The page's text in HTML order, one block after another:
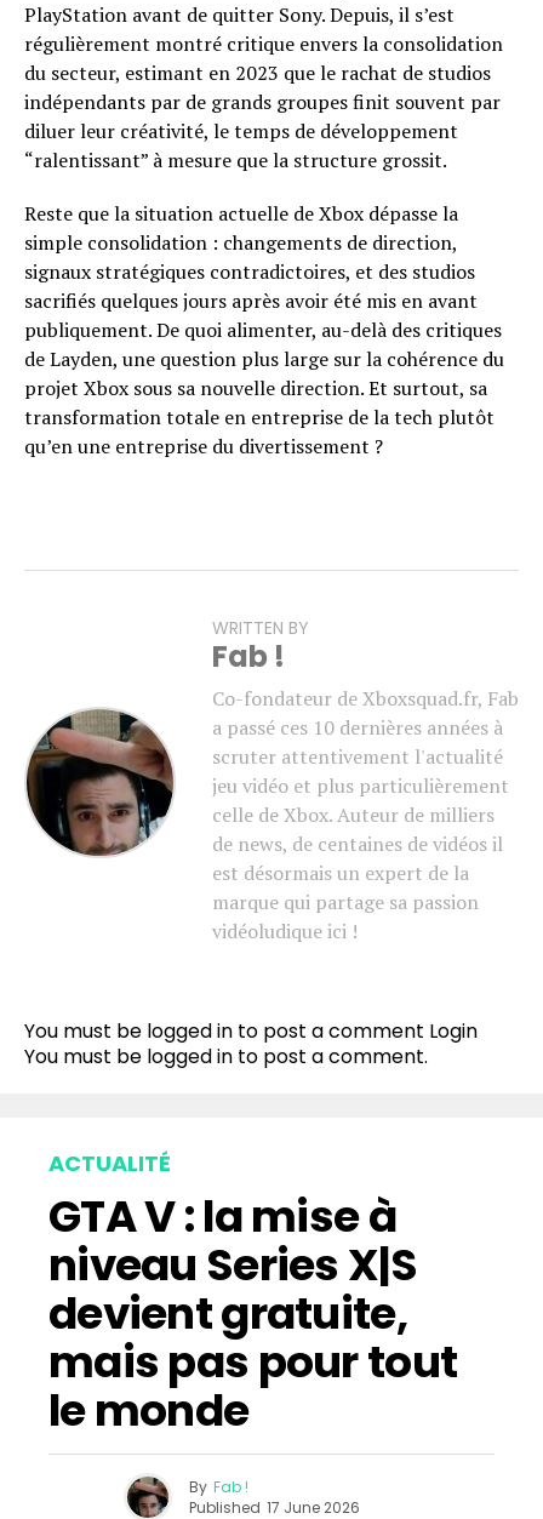
PlayStation avant de quitter Sony. Depuis, il s’est
régulièrement montré critique envers la consolidation
du secteur, estimant en 2023 que le rachat de studios
indépendants par de grands groupes finit souvent par
diluer leur créativité, le temps de développement
“ralentissant” à mesure que la structure grossit.
Reste que la situation actuelle de Xbox dépasse la
simple consolidation : changements de direction,
signaux stratégiques contradictoires, et des studios
sacrifiés quelques jours après avoir été mis en avant
publiquement. De quoi alimenter, au-delà des critiques
de Layden, une question plus large sur la cohérence du
projet Xbox sous sa nouvelle direction. Et surtout, sa
transformation totale en entreprise de la tech plutôt
qu’en une entreprise du divertissement ?
WRITTEN BY
Fab !
Co-fondateur de Xboxsquad.fr, Fab
a passé ces 10 dernières années à
scruter attentivement l'actualité
jeu vidéo et plus particulièrement
celle de Xbox. Auteur de milliers
de news, de centaines de vidéos il
est désormais un expert de la
marque qui partage sa passion
vidéoludique ici !
You must be logged in to post a comment Login
You must be logged in to post a comment.
ACTUALITÉ
GTA V : la mise à
niveau Series X|S
devient gratuite,
mais pas pour tout
le monde
By Fab !
Published 17 June 2026